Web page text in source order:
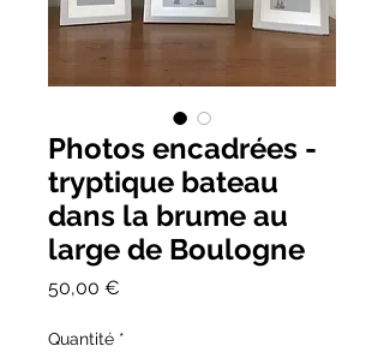
Photos encadrées -
tryptique bateau
dans la brume au
large de Boulogne
50,00 €
Quantité *